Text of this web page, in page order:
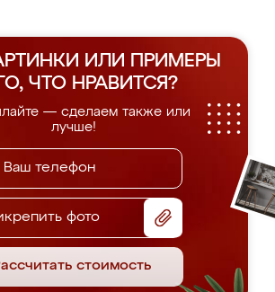
ИЛИ ПРИМЕРЫ
ЧТО НРАВИТСЯ?
— сделаем также или
лучше!
фото
стоимость